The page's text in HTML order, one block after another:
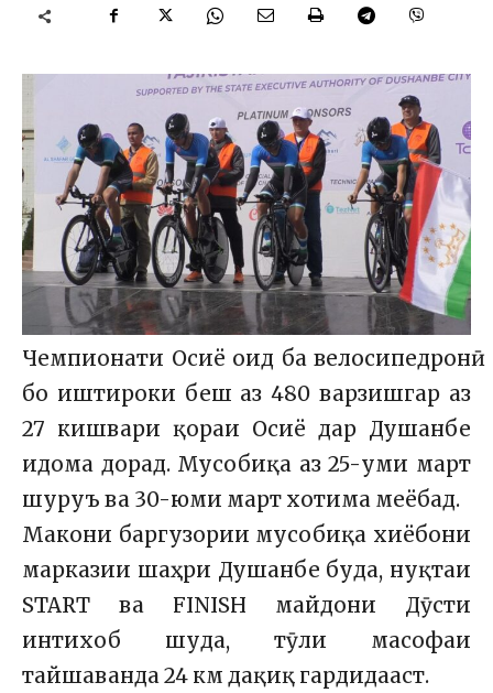
Чемпионати Осиё оид ба велосипедронӣ
бо иштироки беш аз 480 варзишгар аз
27 кишвари қораи Осиё дар Душанбе
идома дорад. Мусобиқа аз 25-уми март
шуруъ ва 30-юми март хотима меёбад.
Макони баргузории мусобиқа хиёбони
марказии шаҳри Душанбе буда, нуқтаи
START ва FINISH майдони Дӯсти
интихоб шуда, тӯли масофаи
тайшаванда 24 км дақиқ гардидааст.